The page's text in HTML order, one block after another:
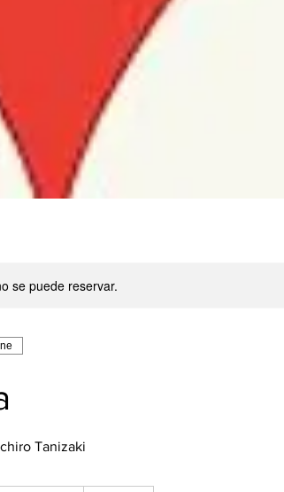
se puede reservar.
Tanizaki